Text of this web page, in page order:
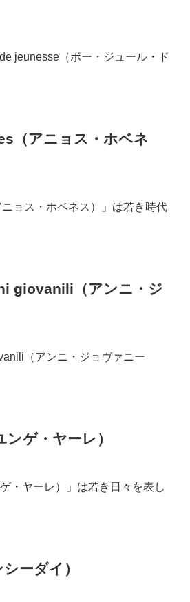
jeunesse（ボー・ジュール・ド
（アニョス・ホベネ
ョス・ホベネス）」は若き時代
giovanili（アンニ・ジ
（アンニ・ジョヴァニー
ゲ・ヤーレ）
・ヤーレ）」は若き日々を表し
ーダイ）